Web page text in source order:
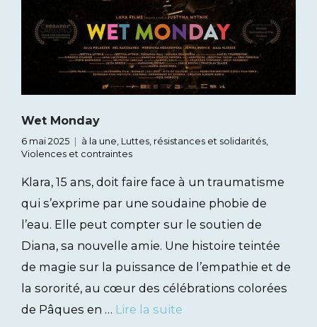
Wet Monday
6 mai 2025 à la une, Luttes, résistances et solidarités,
Violences et contraintes
Klara, 15 ans, doit faire face à un traumatisme
qui s’exprime par une soudaine phobie de
l’eau. Elle peut compter sur le soutien de
Diana, sa nouvelle amie. Une histoire teintée
de magie sur la puissance de l’empathie et de
la sororité, au cœur des célébrations colorées
de Pâques en … Lire la suite